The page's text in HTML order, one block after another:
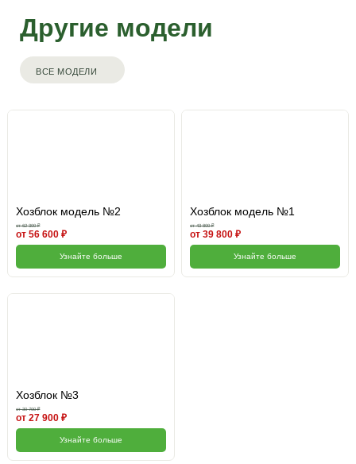
Другие модели
ВСЕ МОДЕЛИ
Хозблок модель №2
от 62 300 ₽
от 56 600 ₽
Узнайте больше
Хозблок модель №1
от 43 800 ₽
от 39 800 ₽
Узнайте больше
Хозблок №3
от 30 700 ₽
от 27 900 ₽
Узнайте больше